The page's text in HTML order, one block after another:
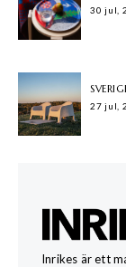
30 jul,
27 jul,
Inrikes är ett